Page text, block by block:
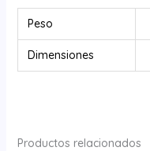
Peso
Dimensiones
Productos relacionados